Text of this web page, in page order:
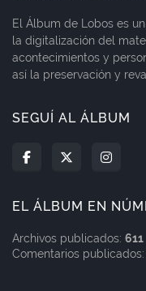
El Álbum de Lobos es
la digitalización del
acontecimientos y
así la preservación y
SEGUÍ AL ÁLBUM
EL ÁLBUM EN
Archivos publicados: 611
Comentarios publicados: